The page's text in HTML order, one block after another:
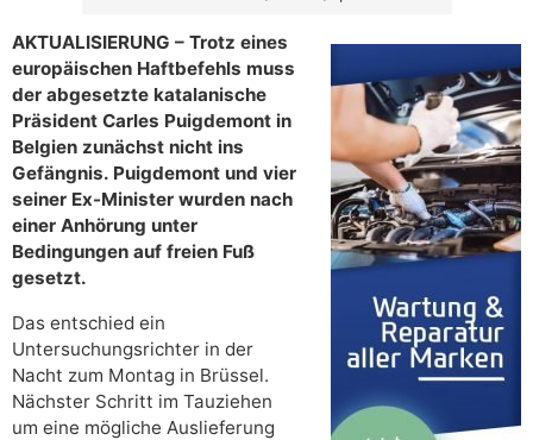
AKTUALISIERUNG – Trotz eines
europäischen Haftbefehls muss
der abgesetzte katalanische
Präsident Carles Puigdemont in
Belgien zunächst nicht ins
Gefängnis. Puigdemont und vier
seiner Ex-Minister wurden nach
einer Anhörung unter
Bedingungen auf freien Fuß
gesetzt.
Das entschied ein
Untersuchungsrichter in der
Nacht zum Montag in Brüssel.
Nächster Schritt im Tauziehen
um eine mögliche Auslieferung